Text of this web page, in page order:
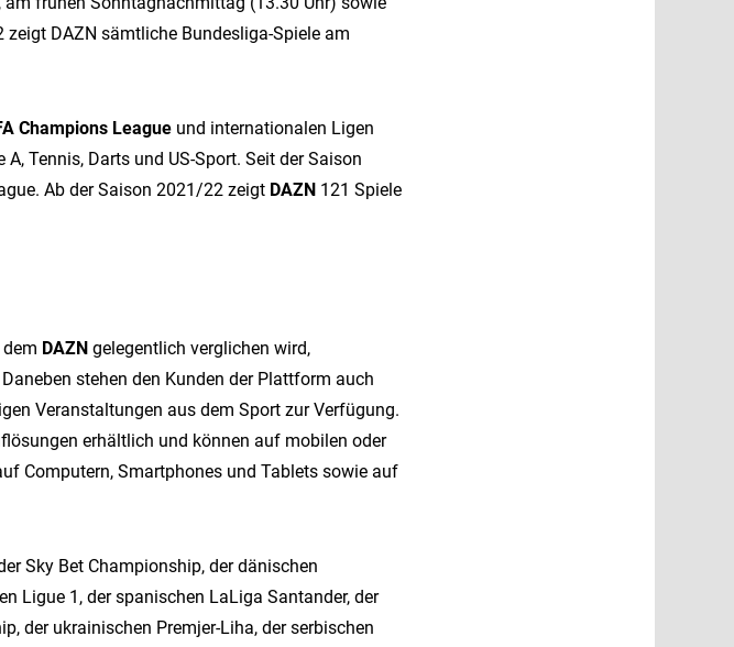
DAZN sämtliche Bundesliga-Spiele am
Champions League und internationalen Ligen
Tennis, Darts und US-Sport. Seit der Saison
Ab der Saison 2021/22 zeigt DAZN 121 Spiele
DAZN gelegentlich verglichen wird,
stehen den Kunden der Plattform auch
Veranstaltungen aus dem Sport zur Verfügung.
erhältlich und können auf mobilen oder
Computern, Smartphones und Tablets sowie auf
Sky Bet Championship, der dänischen
Ligue 1, der spanischen LaLiga Santander, der
der ukrainischen Premjer-Liha, der serbischen